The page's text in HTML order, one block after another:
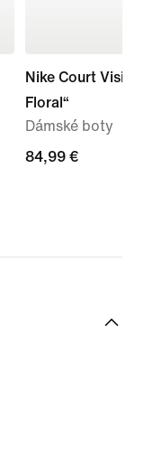
Nike Court
Floral“
Dámské boty
84,99 €
84,99 €